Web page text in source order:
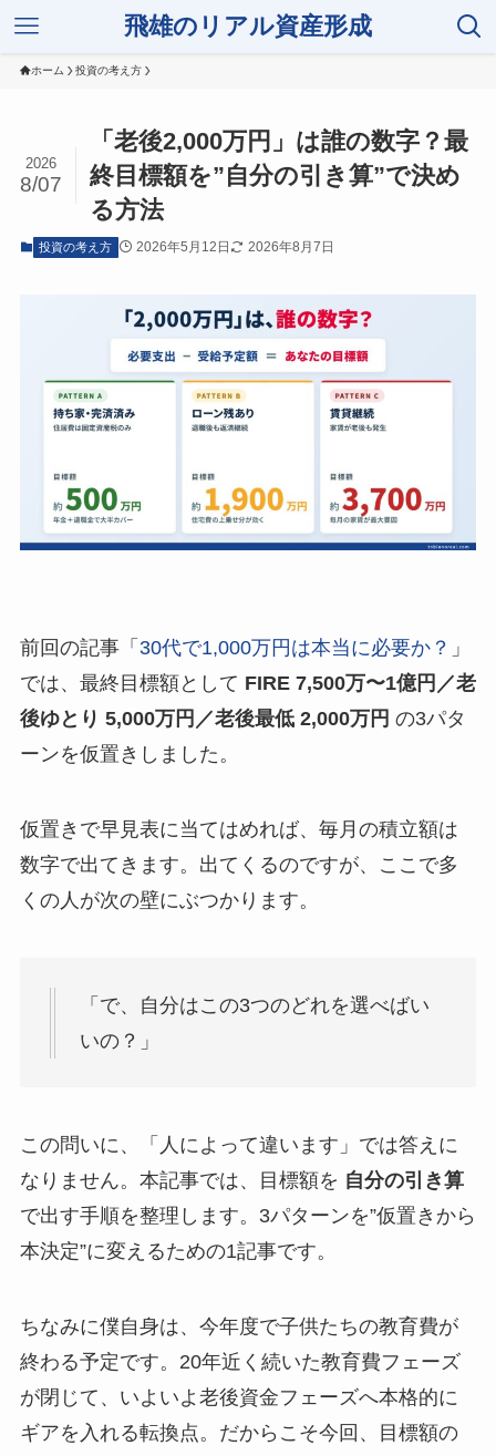
飛雄のリアル資産形成
ホーム 投資の考え方
「老後2,000万円」は誰の数字？最
終目標額を”自分の引き算”で決め
る方法
2026
8/07
投資の考え方 2026年5月12日 2026年8月7日
前回の記事「 30代で1,000万円は本当に必要か？ 」
では、最終目標額として FIRE 7,500万〜1億円／老
後ゆとり 5,000万円／老後最低 2,000万円 の3パタ
ーンを仮置きしました。
仮置きで早見表に当てはめれば、毎月の積立額は
数字で出てきます。出てくるのですが、ここで多
くの人が次の壁にぶつかります。
「で、自分はこの3つのどれを選べばい
いの？」
この問いに、「人によって違います」では答えに
なりません。本記事では、目標額を 自分の引き算
で出す手順を整理します。3パターンを”仮置きから
本決定”に変えるための1記事です。
ちなみに僕自身は、今年度で子供たちの教育費が
終わる予定です。20年近く続いた教育費フェーズ
が閉じて、いよいよ老後資金フェーズへ本格的に
ギアを入れる転換点。だからこそ今回、目標額の